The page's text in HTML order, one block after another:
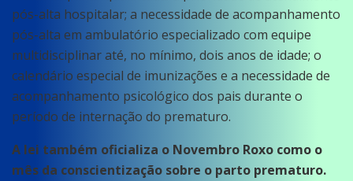
pós-alta hospitalar; a necessidade de acompanhamento
pós-alta em ambulatório especializado com equipe
multidisciplinar até, no mínimo, dois anos de idade; o
calendário especial de imunizações e a necessidade de
acompanhamento psicológico dos pais durante o
período de internação do prematuro.
A lei também oficializa o Novembro Roxo como o
mês da conscientização sobre o parto prematuro.